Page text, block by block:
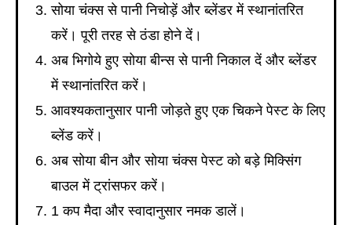
सोया चंक्स से पानी निचोड़ें और ब्लेंडर में स्थानांतरित
करें। पूरी तरह से ठंडा होने दें।
अब भिगोये हुए सोया बीन्स से पानी निकाल दें और ब्लेंडर
में स्थानांतरित करें।
आवश्यकतानुसार पानी जोड़ते हुए एक चिकने पेस्ट के लिए
ब्लेंड करें।
अब सोया बीन और सोया चंक्स पेस्ट को बड़े मिक्सिंग
बाउल में ट्रांसफर करें।
1 कप मैदा और स्वादानुसार नमक डालें।